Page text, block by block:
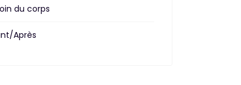
du corps
Après